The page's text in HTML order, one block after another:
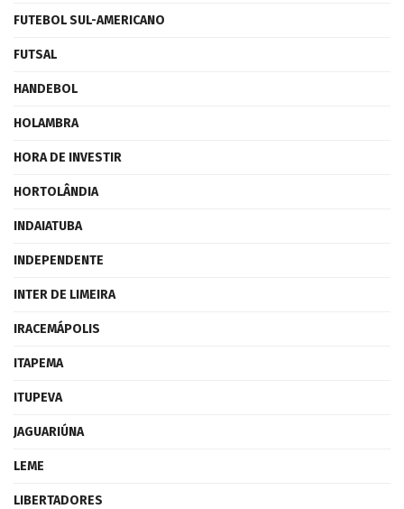
FUTEBOL SUL-AMERICANO
FUTSAL
HANDEBOL
HOLAMBRA
HORA DE INVESTIR
HORTOLÂNDIA
INDAIATUBA
INDEPENDENTE
INTER DE LIMEIRA
IRACEMÁPOLIS
ITAPEMA
ITUPEVA
JAGUARIÚNA
LEME
LIBERTADORES